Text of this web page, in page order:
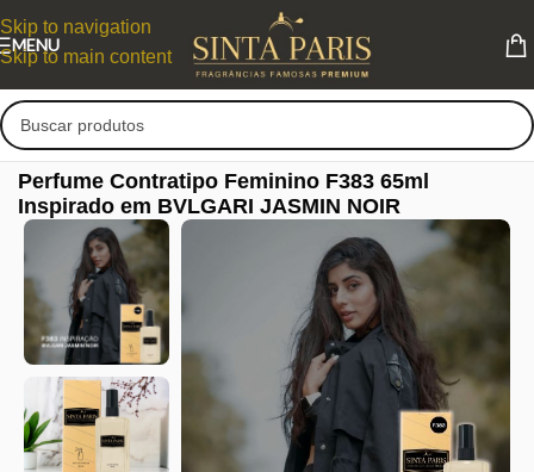
Skip to navigation
Skip to main content
MENU
Perfume Contratipo Feminino F383 65ml
Inspirado em BVLGARI JASMIN NOIR